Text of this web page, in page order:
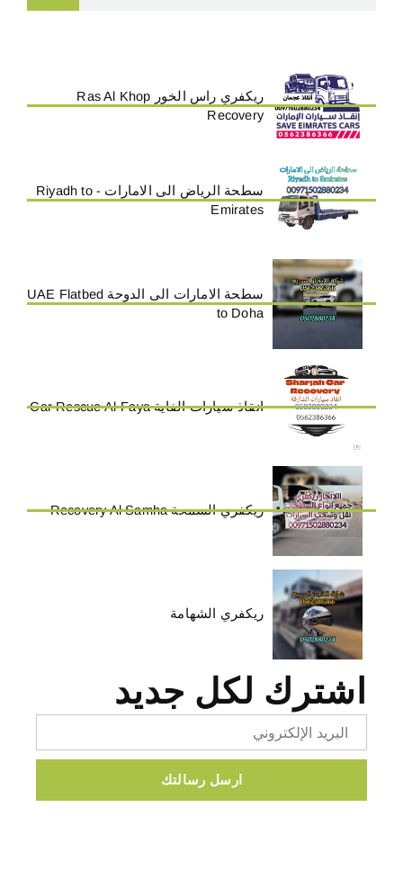
ريكفري راس الخور Ras Al Khop
Recovery
سطحة الرياض الى الامارات - Riyadh to
Emirates
سطحة الامارات الى الدوحة UAE Flatbed
to Doha
انقاذ سيارات الفاية Car Rescue Al-Faya
ريكفري السمحة Recovery Al Samha
ريكفري الشهامة
اشترك لكل جديد
ارسل رسالتك